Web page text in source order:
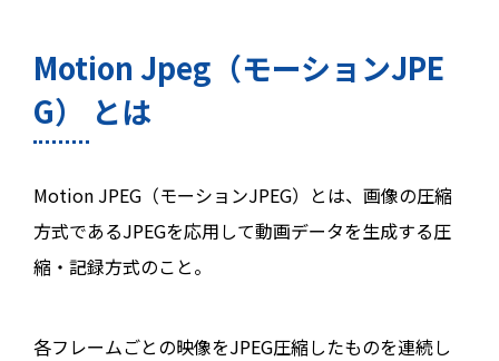
Motion Jpeg（モーションJPE
G） とは
Motion JPEG（モーションJPEG）とは、画像の圧縮
方式であるJPEGを応用して動画データを生成する圧
縮・記録方式のこと。
各フレームごとの映像をJPEG圧縮したものを連続し